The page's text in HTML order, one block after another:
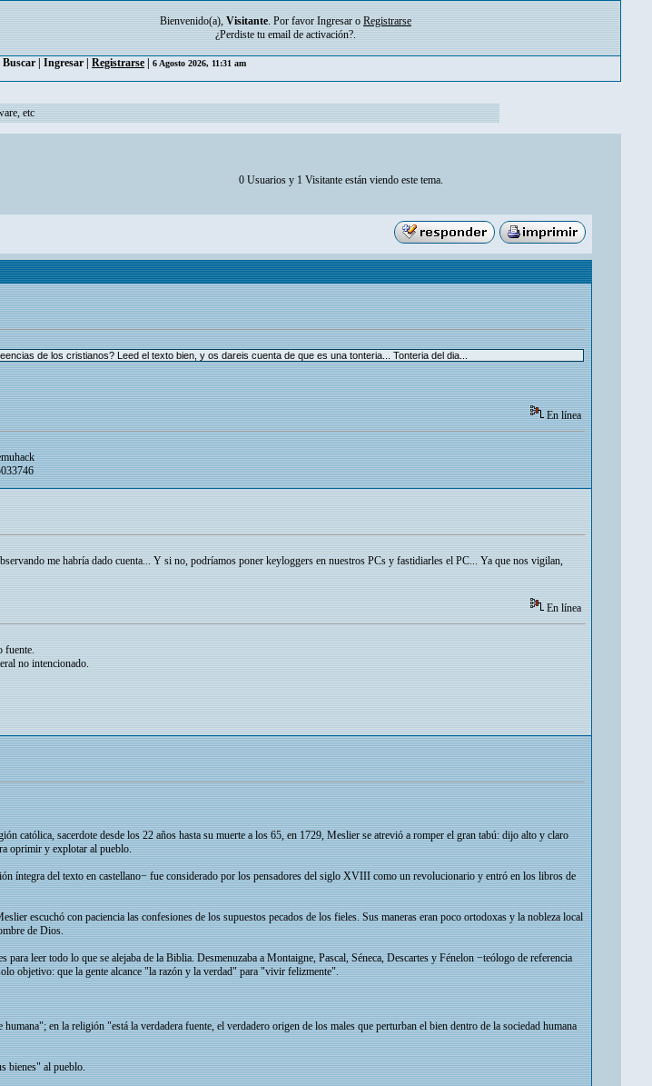
Bienvenido(a), Visitante. Por favor Ingresar o Registrarse
¿Perdiste tu email de activación?.
Buscar Ingresar Registrarse 6 Agosto 2026, 11:31 am
etc
0 Usuarios y 1 Visitante están viendo este tema.
de los cristianos? Leed el texto bien, y os dareis cuenta de que es una tonteria... Tonteria del dia...
En línea
me habría dado cuenta... Y si no, podríamos poner keyloggers en nuestros PCs y fastidiarles el PC... Ya que nos vigilan,
En línea
fuente.
no intencionado.
católica, sacerdote desde los 22 años hasta su muerte a los 65, en 1729, Meslier se atrevió a romper el gran tabú: dijo alto y claro
oprimir y explotar al pueblo.
íntegra del texto en castellano− fue considerado por los pensadores del siglo XVIII como un revolucionario y entró en los libros de
escuchó con paciencia las confesiones de los supuestos pecados de los fieles. Sus maneras eran poco ortodoxas y la nobleza local
de Dios.
para leer todo lo que se alejaba de la Biblia. Desmenuzaba a Montaigne, Pascal, Séneca, Descartes y Fénelon −teólogo de referencia
objetivo: que la gente alcance "la razón y la verdad" para "vivir felizmente".
en la religión "está la verdadera fuente, el verdadero origen de los males que perturban el bien dentro de la sociedad humana
bienes" al pueblo.